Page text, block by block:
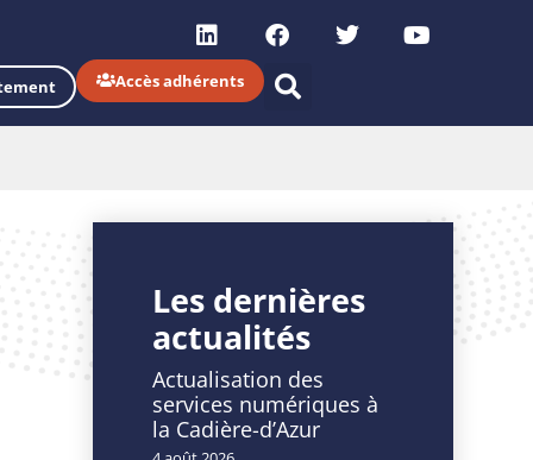
Accès adhérents
Les dernières
actualités
Actualisation des
services numériques à
la Cadière-d’Azur